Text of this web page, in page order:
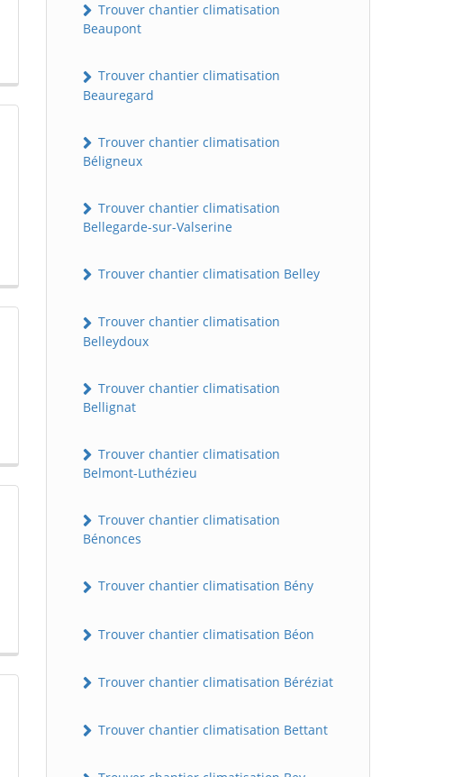
Trouver chantier climatisation
Beaupont
Trouver chantier climatisation
Beauregard
Trouver chantier climatisation
Béligneux
Trouver chantier climatisation
Bellegarde-sur-Valserine
Trouver chantier climatisation Belley
Trouver chantier climatisation
Belleydoux
Trouver chantier climatisation
Bellignat
Trouver chantier climatisation
Belmont-Luthézieu
Trouver chantier climatisation
Bénonces
Trouver chantier climatisation Bény
Trouver chantier climatisation Béon
Trouver chantier climatisation Béréziat
Trouver chantier climatisation Bettant